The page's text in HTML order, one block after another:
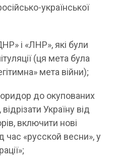
української
і «ЛНР», які були
(ця мета була
мета війни);
до окупованих
Україну від
включити нові
час «русской весни», у